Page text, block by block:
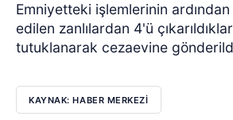
Emniyetteki işlemlerinin
edilen zanlılardan 4'ü
tutuklanarak cezaevine
KAYNAK: HABER MERKEZİ